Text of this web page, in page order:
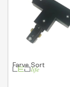
FarveSort